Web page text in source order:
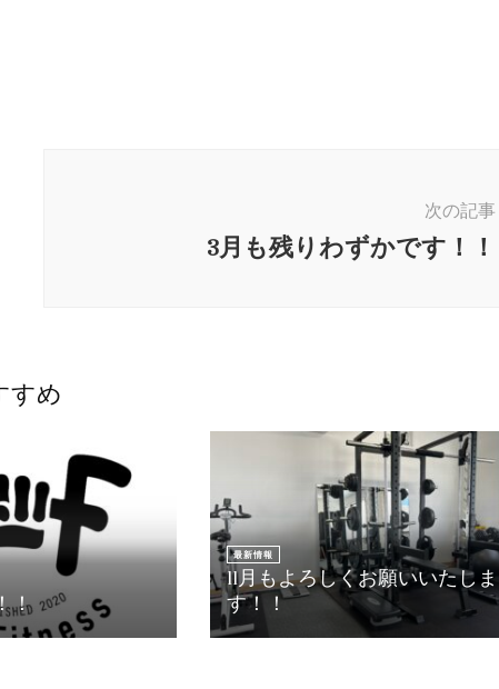
次の記事
3月も残りわずかです！！
すめ
！
最新情報
11月もよろしくお願いいたしま
す！！